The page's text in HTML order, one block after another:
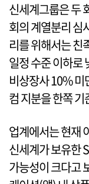
신세계그룹은 두
회의 계열분리 심
리를 위해서는 친
일정 수준 이하로
비상장사 10% 미
컴 지분을 한쪽
업계에서는 현재
신세계가 보유한
가능성이 크다고